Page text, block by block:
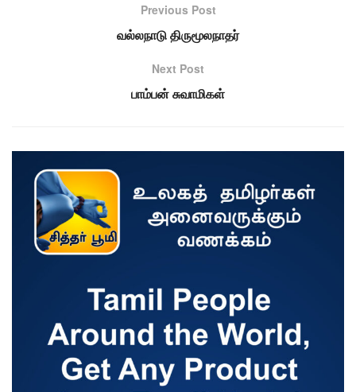
Previous Post
வல்லநாடு திருமூலநாதர்
Next Post
பாம்பன் சுவாமிகள்